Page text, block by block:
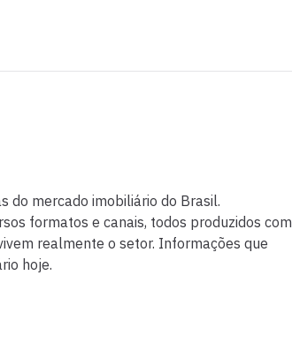
do mercado imobiliário do Brasil.
formatos e canais, todos produzidos com
realmente o setor. Informações que
hoje.